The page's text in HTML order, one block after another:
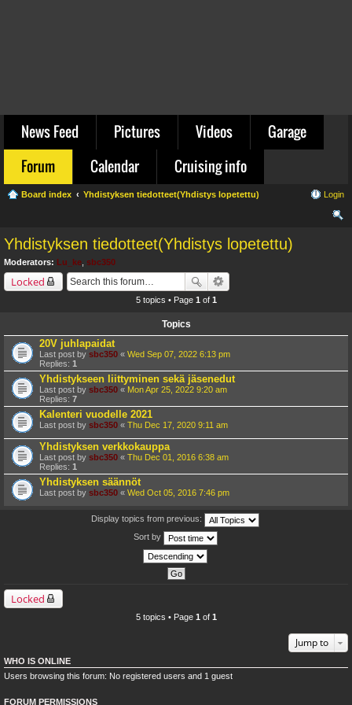
News Feed Pictures Videos
Garage
Forum
Calendar Cruising info
Board index Yhdistyksen tiedotteet(Yhdistys lopetettu) Login
Yhdistyksen tiedotteet(Yhdistys lopetettu)
Moderators: Lu_ke sbc350
Locked
5 topics • Page 1 of 1
Topics
20V juhlapaidat
Last post by sbc350 « Wed Sep 07, 2022 6:13 pm
Replies: 1
Yhdistykseen liittyminen sekä jäsenedut
Last post by sbc350 « Mon Apr 25, 2022 9:20 am
Replies: 7
Kalenteri vuodelle 2021
Last post by sbc350 « Thu Dec 17, 2020 9:11 am
Yhdistyksen verkkokauppa
Last post by sbc350 « Thu Dec 01, 2016 6:38 am
Replies: 1
Yhdistyksen säännöt
Last post by sbc350 « Wed Oct 05, 2016 7:46 pm
Display topics from previous:
Sort by
Locked
5 topics • Page 1 of 1
Jump to
WHO IS ONLINE
Users browsing this forum: No registered users and 1 guest
FORUM PERMISSIONS